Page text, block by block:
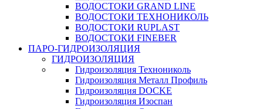
ВОДОСТОКИ GRAND LINE
ВОДОСТОКИ ТЕХНОНИКОЛЬ
ВОДОСТОКИ RUPLAST
ВОДОСТОКИ FINEBER
ПАРО-ГИДРОИЗОЛЯЦИЯ
ГИДРОИЗОЛЯЦИЯ
Гидроизоляция Технониколь
Гидроизоляция Металл Профиль
Гидроизоляция DOCKE
Гидроизоляция Изоспан